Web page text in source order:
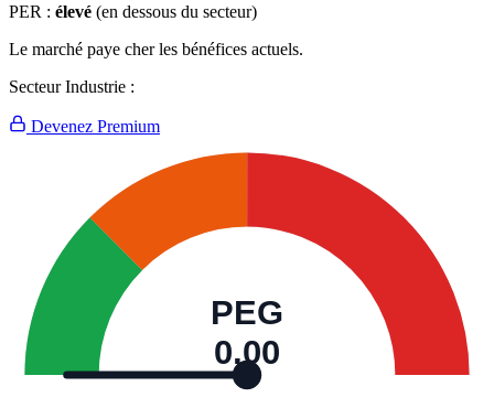
PER : élevé (en dessous du secteur)
Le marché paye cher les bénéfices actuels.
Secteur Industrie :
Devenez Premium
PEG
0,00